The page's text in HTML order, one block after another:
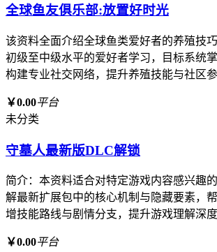
全球鱼友俱乐部:放置好时光
该资料全面介绍全球鱼类爱好者的养殖技
初级至中级水平的爱好者学习，目标系统
构建专业社交网络，提升养殖技能与社区
￥0.00平台
未分类
守墓人最新版DLC解锁
简介：本资料适合对特定游戏内容感兴趣
解最新扩展包中的核心机制与隐藏要素，
增技能路线与剧情分支，提升游戏理解深
￥0.00平台